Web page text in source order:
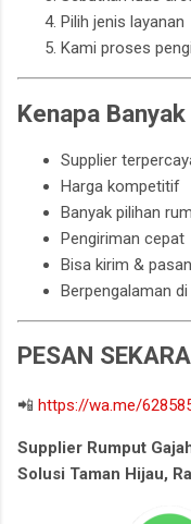
Pilih jenis layanan
Kami proses
Kenapa
Supplier
Harga kompetitif
Banyak pilihan
Pengiriman cepat
Bisa kirim &
Berpengalaman
PESAN
📲 https://wa.me/
Supplier Rumput
Solusi Taman Hijau,